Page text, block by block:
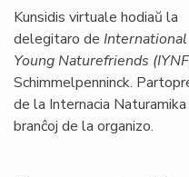
Kunsidis virtuale hodiaŭ la
delegitaro de International
Young Naturefriends
Schimmelpenninck.
de la Internacia
branĉoj de la organizo.